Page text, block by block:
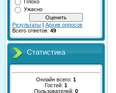
Плохо
Ужасно
Результаты | Архив опросов
Всего ответов: 49
Статистика
Онлайн всего: 1
Гостей: 1
Пользователей: 0